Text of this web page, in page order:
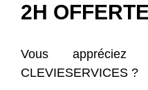
2H
Vous
CLEVIESERVICES ?